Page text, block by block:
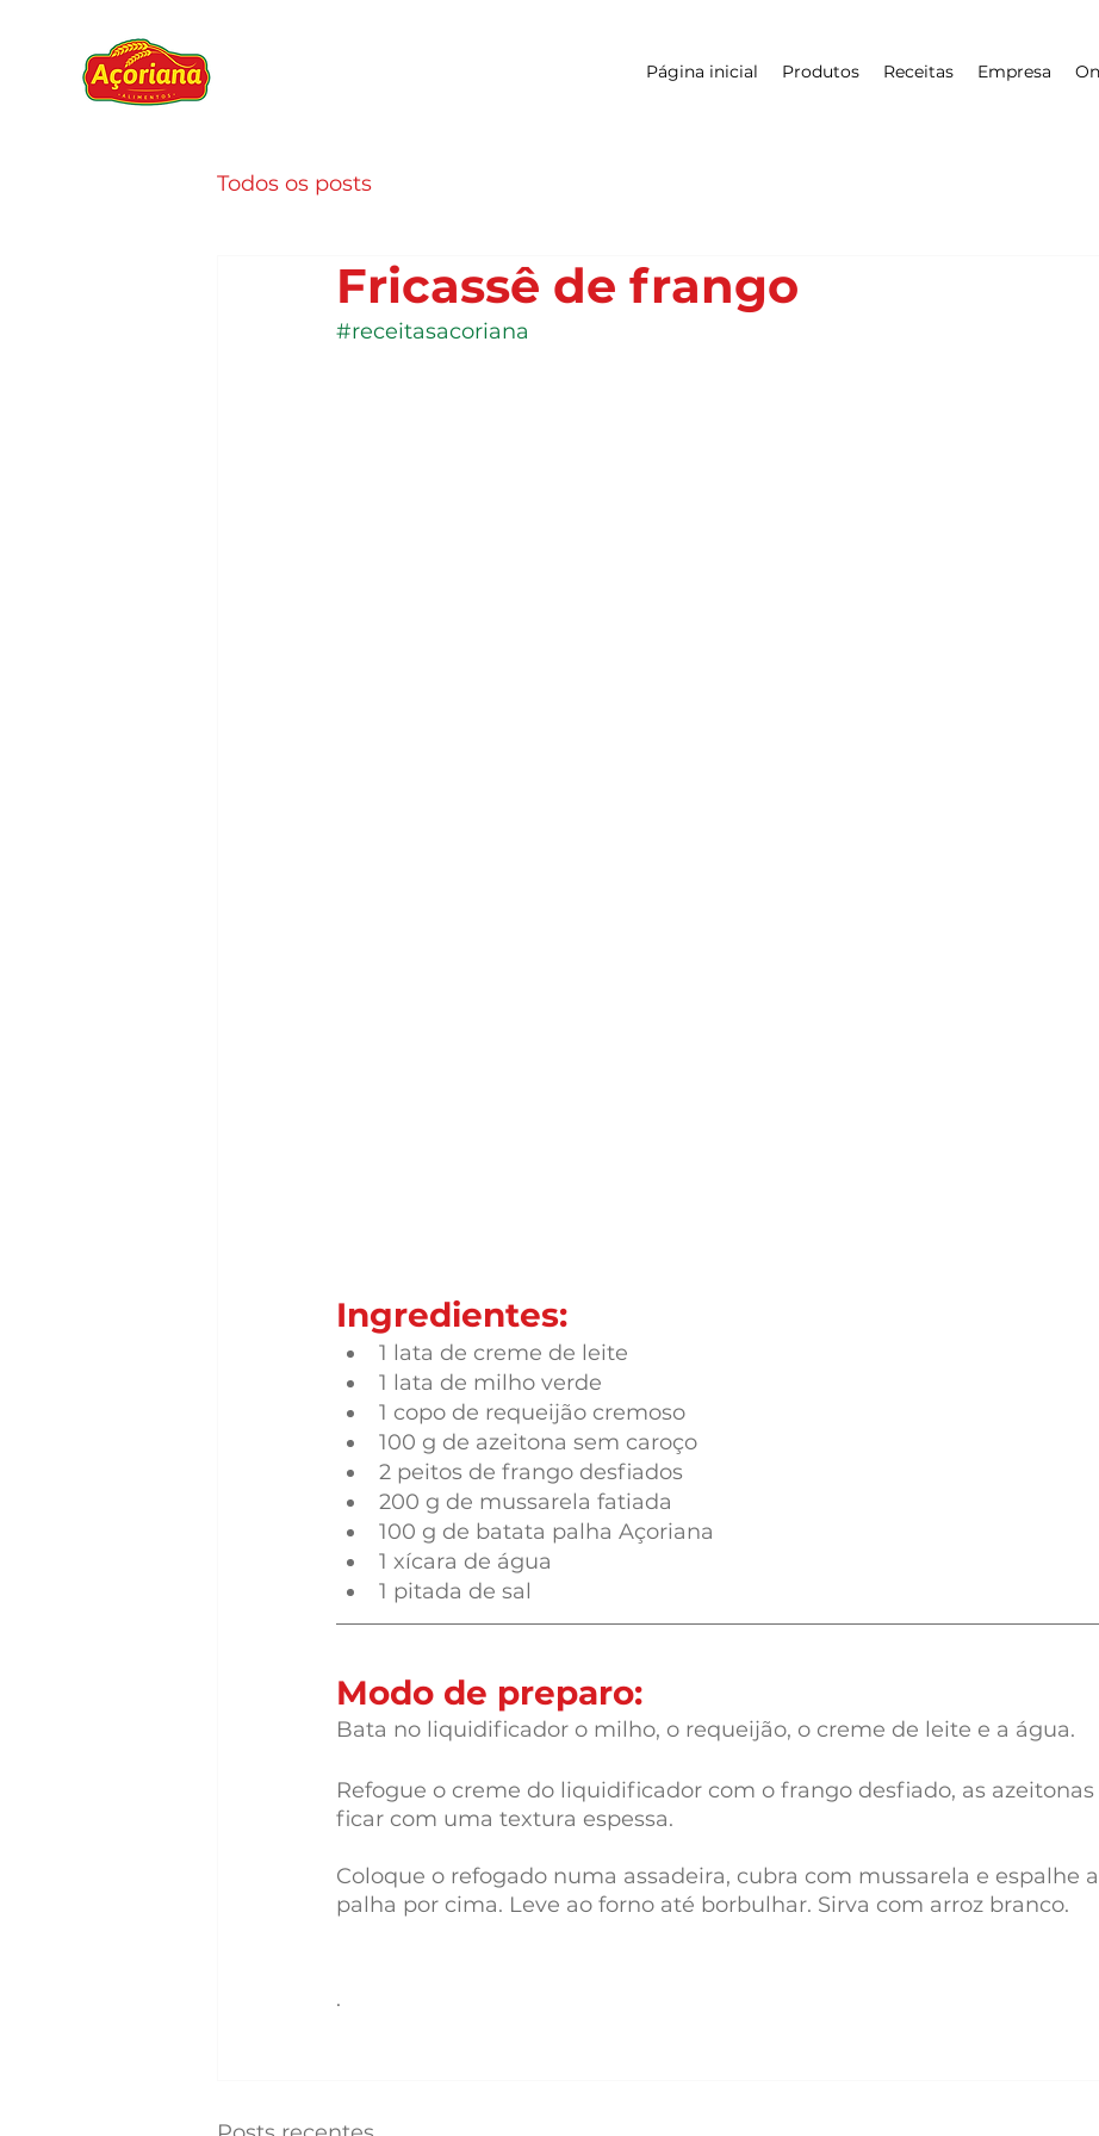
Página inicial Produtos Receitas Empresa
Todos os posts
Fricassê de frango
#receitasacoriana
Ingredientes:
1 lata de creme de leite
1 lata de milho verde
1 copo de requeijão cremoso
100 g de azeitona sem caroço
2 peitos de frango desfiados
200 g de mussarela fatiada
100 g de batata palha Açoriana
1 xícara de água
1 pitada de sal
Modo de preparo:
Bata no liquidificador o milho, o requeijão, o creme de leite e a água.
Refogue o creme do liquidificador com o frango desfiado, as azeitonas
ficar com uma textura espessa.
Coloque o refogado numa assadeira, cubra com mussarela e espalhe
palha por cima. Leve ao forno até borbulhar. Sirva com arroz branco.
.